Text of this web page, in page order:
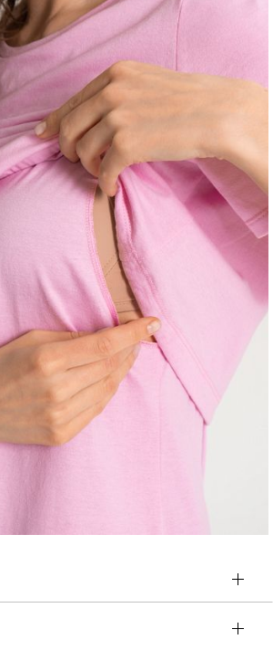
платье-мини для беременных и
из 100% х/б трикотажа по специально